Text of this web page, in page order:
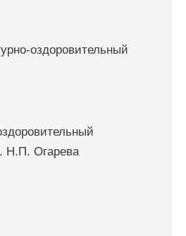
оздоровительный
Н.П. Огарева